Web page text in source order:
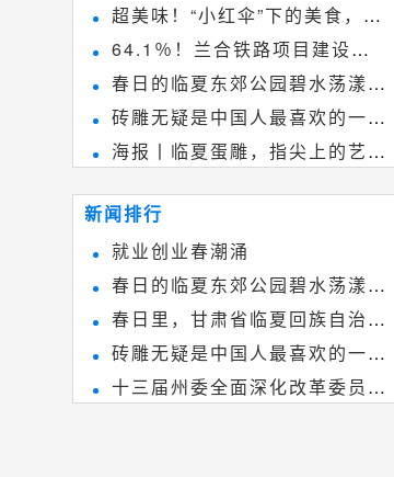
超美味！“小红伞”下的美食，绝
不能错过~
64.1％！兰合铁路项目建设加
速推进
春日的临夏东郊公园碧水荡漾、
春花烂漫
砖雕无疑是中国人最喜欢的一种
雕刻艺术，它不仅是民间实用美术
和建筑装饰艺术的有机结合，更成
为中国建筑史上彰品东方美不可磨
灭的一笔。一方青砖里不仅藏着广
海报丨临夏蛋雕，指尖上的艺术
~
新闻排行
就业创业春潮涌
春日的临夏东郊公园碧水荡漾、
春花烂漫
春日里，甘肃省临夏回族自治州
境内的刘家峡大桥，壮观美丽!
砖雕无疑是中国人最喜欢的一种
雕刻艺术，它不仅是民间实用美术
十三届州委全面深化改革委员会